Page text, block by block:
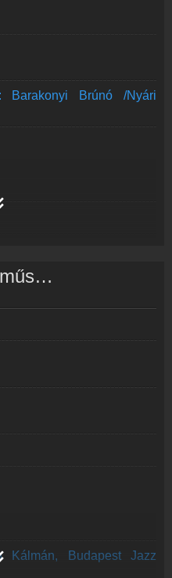
Mátyás (bőgő), Hamid
A Szabó Dániel Quintet
Bacsó Kristóf, Zana Zoltán
Juhász Márton (dob)<
Barakonyi Brúnó /Nyári
dob), Mester Dániel, Ördög
(zongora), Miskol...
Jazz All Stars – A
1.)
Szakcsi Rádió műsorai
Kálmán, Budapest Jazz